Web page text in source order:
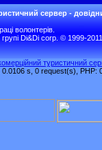
сервер -
волонтерів.
Di&Di corp. © 1999-2011
туристичний
0.0106 s, 0 request(s), PHP: